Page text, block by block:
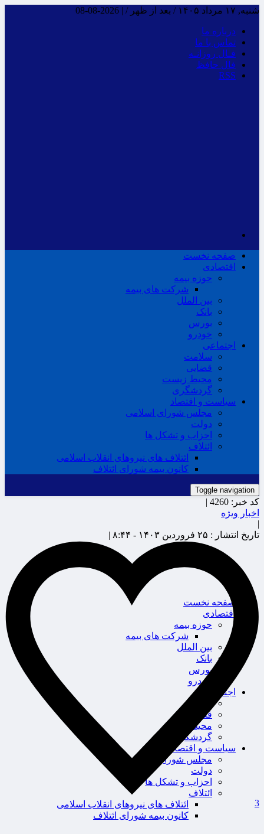
شنبه, ۱۷ مرداد ۱۴۰۵ / بعد از ظهر / |
2026-08-08
درباره ما
تماس با ما
فـال روزانـه
فال حافظ
RSS
صفحه نخست
اقتصادی
حوزه بیمه
شرکت های بیمه
بین الملل
بانک
بورس
خودرو
اجتماعی
سلامت
قضایی
محیط زیست
گردشگری
سیاست و اقتصاد
مجلس شورای اسلامی
دولت
احزاب و تشکل ها
ائتلاف
ائتلاف های نیروهای انقلاب اسلامی
کانون بیمه شورای ائتلاف
Toggle navigation
صفحه نخست
اقتصادی
حوزه بیمه
شرکت های بیمه
بین الملل
بانک
بورس
خودرو
اجتماعی
سلامت
قضایی
محیط زیست
گردشگری
سیاست و اقتصاد
مجلس شورای اسلامی
دولت
احزاب و تشکل ها
ائتلاف
ائتلاف های نیروهای انقلاب اسلامی
کانون بیمه شورای ائتلاف
کد خبر: 4260 |
اخبار ویژه
|
تاریخ انتشار : ۲۵ فروردین ۱۴۰۳ - ۸:۴۴ |
3